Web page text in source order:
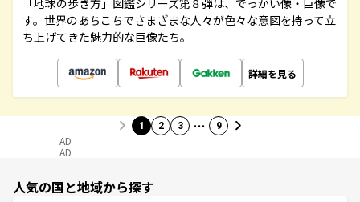
「地球の歩き方」図鑑シリーズ第８弾は、でっかい像・巨像で
す。世界のあちこちでさまざまな人々が色々な意図を持って立
ち上げてきた魅力的な巨像たち。
詳細を見る
1 2 3 … 9
AD
AD
人気の国と地域から探す